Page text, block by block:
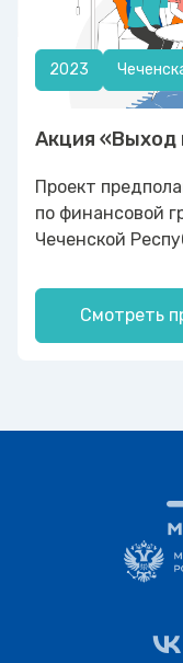
2023
Акция «Выход
Проект
по финансовой
Чеченской
Смотреть